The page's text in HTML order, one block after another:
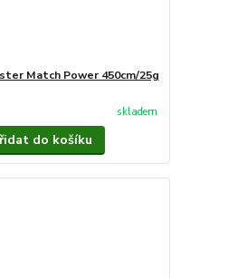
Match Power 450cm/25g
skladem
do košíku